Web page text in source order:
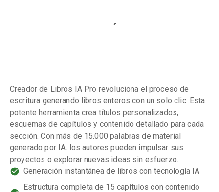
Creador de Libros IA Pro revoluciona el proceso de
escritura generando libros enteros con un solo clic. Esta
potente herramienta crea títulos personalizados,
esquemas de capítulos y contenido detallado para cada
sección. Con más de 15.000 palabras de material
generado por IA, los autores pueden impulsar sus
proyectos o explorar nuevas ideas sin esfuerzo.
Generación instantánea de libros con tecnología IA
Estructura completa de 15 capítulos con contenido